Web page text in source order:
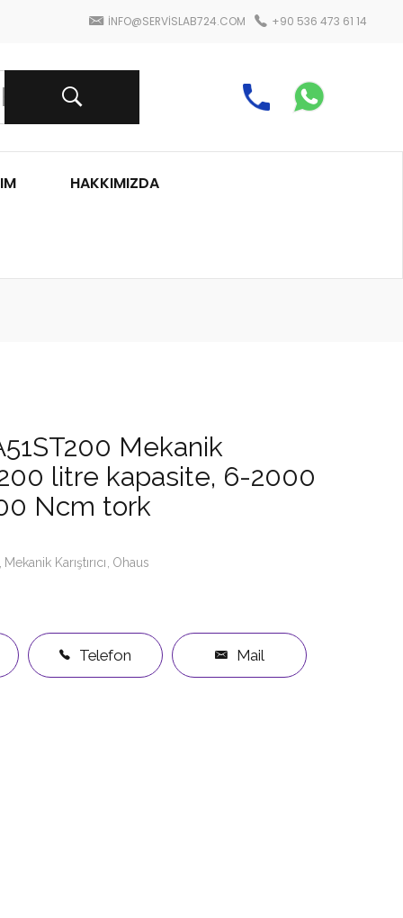
INFO@SERVISLAB724.COM +90 536 473 61 14
HAKKIMIZDA
Mekanik
200 litre kapasite, 6-2000
Ncm tork
Mekanik Karıştırıcı Ohaus
Telefon Mail